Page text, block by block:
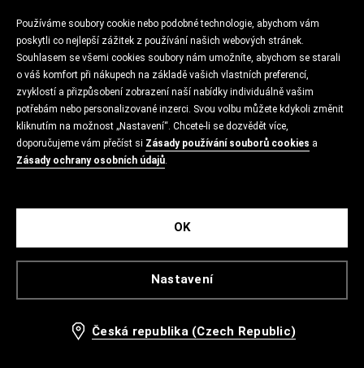
Používáme soubory cookie nebo podobné technologie, abychom vám
poskytli co nejlepší zážitek z používání našich webových stránek.
Souhlasem se všemi cookies soubory nám umožníte, abychom se starali
o váš komfort při nákupech na základě vašich vlastních preferencí,
zvyklostí a přizpůsobení zobrazení naší nabídky individuálně vašim
potřebám nebo personalizované inzerci. Svou volbu můžete kdykoli změnit
kliknutím na možnost „Nastavení“. Chcete-li se dozvědět více,
doporučujeme vám přečíst si Zásady používání souborů cookies a
Zásady ochrany osobních údajů.
Nastavení
OK
Česká republika (Czech Republic)